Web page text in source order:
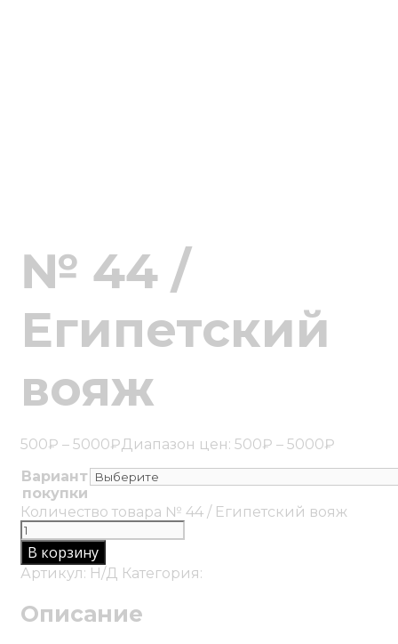
№ 44 /
Египетский
вояж
500₽ – 5000₽Диапазон цен: 500₽ – 5000₽
Вариант
покупки
Количество товара № 44 / Египетский вояж
В корзину
Артикул: Н/Д Категория:
Описание